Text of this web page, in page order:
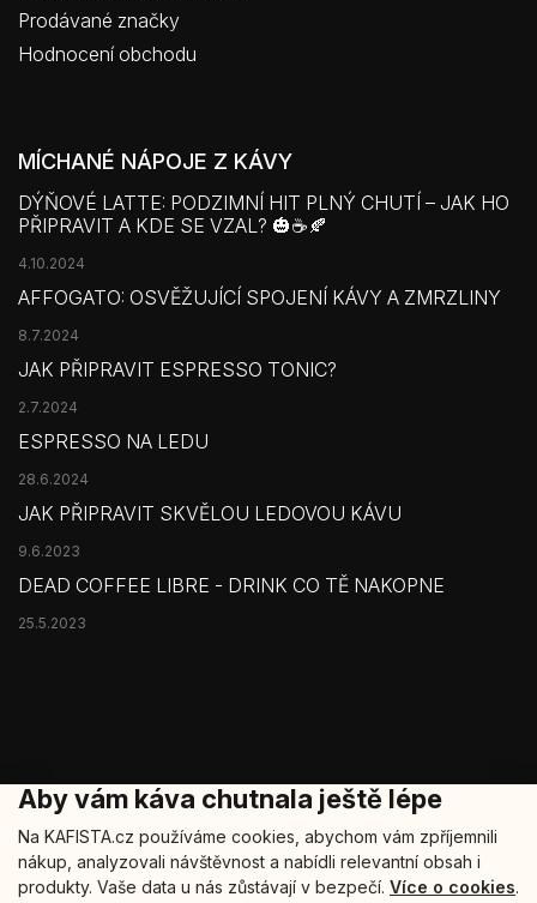
Aby vám káva chutnala ještě lépe
Na KAFISTA.cz používáme cookies, abychom vám zpříjemnili
nákup, analyzovali návštěvnost a nabídli relevantní obsah i
produkty. Vaše data u nás zůstávají v bezpečí. Více o cookies.
Prodávané značky
Hodnocení obchodu
MÍCHANÉ NÁPOJE Z KÁVY
DÝŇOVÉ LATTE: PODZIMNÍ HIT PLNÝ CHUTÍ – JAK HO
PŘIPRAVIT A KDE SE VZAL? 🎃☕🍂
4.10.2024
AFFOGATO: OSVĚŽUJÍCÍ SPOJENÍ KÁVY A ZMRZLINY
8.7.2024
JAK PŘIPRAVIT ESPRESSO TONIC?
2.7.2024
ESPRESSO NA LEDU
28.6.2024
JAK PŘIPRAVIT SKVĚLOU LEDOVOU KÁVU
9.6.2023
DEAD COFFEE LIBRE - DRINK CO TĚ NAKOPNE
25.5.2023
Copyright 2026Kafista. Všechna práva vyhrazena.